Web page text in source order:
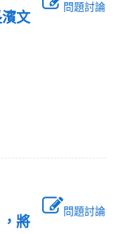
問題討論
文
問題討論
將